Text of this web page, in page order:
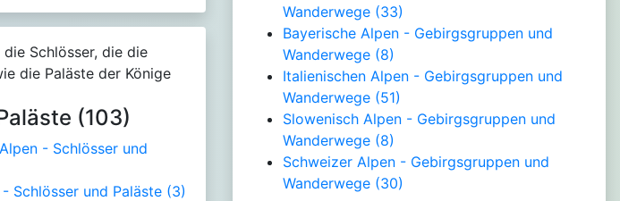
Schlösser, die die
die Paläste der Könige
(103)
- Schlösser und
Schlösser und Paläste (3)
Wanderwege(33)
Bayerische Alpen - Gebirgsgruppen und
Wanderwege(8)
Italienischen Alpen - Gebirgsgruppen und
Wanderwege(51)
Slowenisch Alpen - Gebirgsgruppen und
Wanderwege(8)
Schweizer Alpen - Gebirgsgruppen und
Wanderwege(30)